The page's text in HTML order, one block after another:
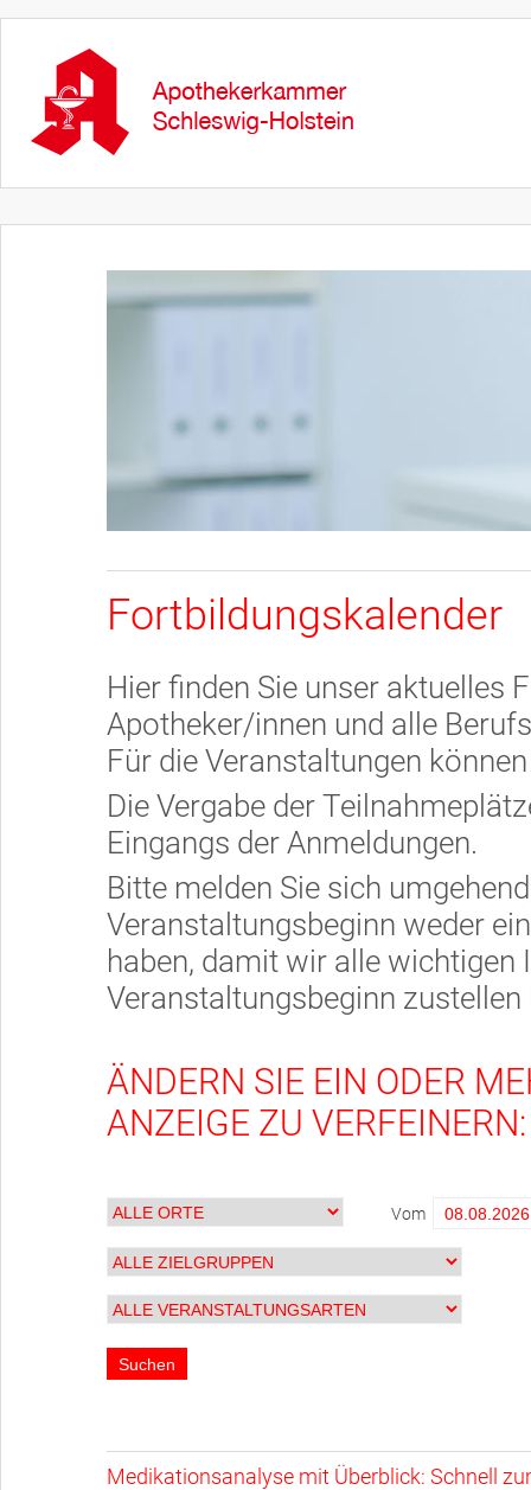
Fortbildungskalender
Hier finden Sie unser aktuelles
Apotheker/innen und alle
Für die Veranstaltungen
Die Vergabe der
Eingangs der Anmeldungen.
Bitte melden Sie sich
Veranstaltungsbeginn weder
haben, damit wir alle
Veranstaltungsbeginn zustellen
ÄNDERN SIE EIN ODER
ANZEIGE ZU VERFEINERN:
Vom
Medikationsanalyse mit Überblick: Schnell